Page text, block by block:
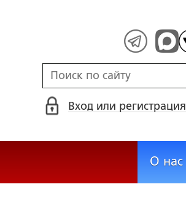
Вход или регистрация
О нас